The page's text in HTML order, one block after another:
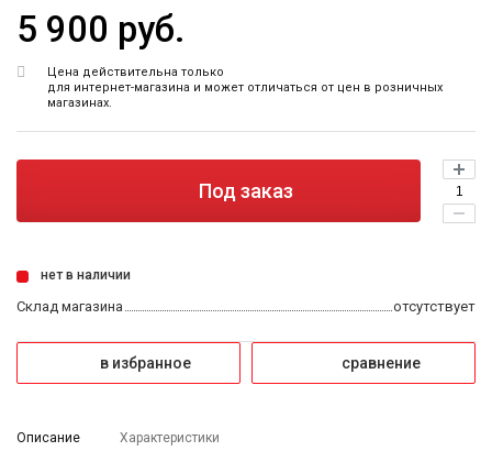
5 900 руб.
Цена действительна только
для интернет-магазина и может отличаться от цен в розничных
магазинах.
Под заказ
нет в наличии
Склад магазина отсутствует
в избранное сравнение
Описание Характеристики